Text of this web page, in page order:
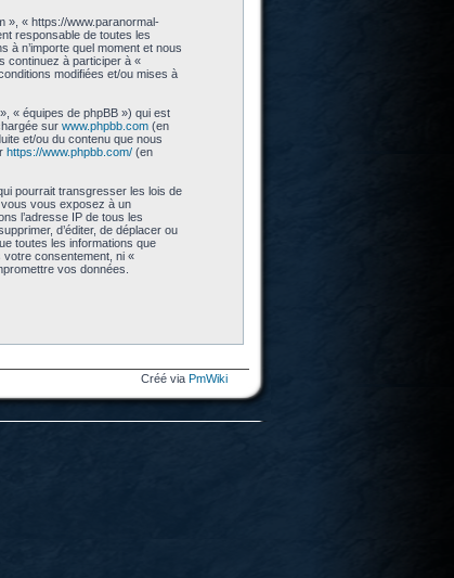
», « https://www.paranormal-
responsable de toutes les
n’importe quel moment et nous
continuez à participer à «
modifiées et/ou mises à
« équipes de phpBB ») qui est
sur www.phpbb.com (en
et/ou du contenu que nous
https://www.phpbb.com/ (en
pourrait transgresser les lois de
vous exposez à un
l’adresse IP de tous les
d’éditer, de déplacer ou
toutes les informations que
consentement, ni «
vos données.
Créé via PmWiki